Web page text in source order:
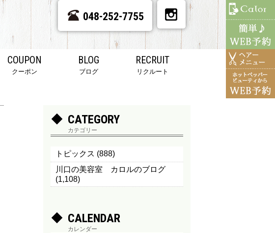
048-252-7755
COUPON
クーポン
BLOG
ブログ
RECRUIT
リクルート
CATEGORY
カテゴリー
トピックス (888)
川口の美容室 カロルのブログ
(1,108)
CALENDAR
カレンダー